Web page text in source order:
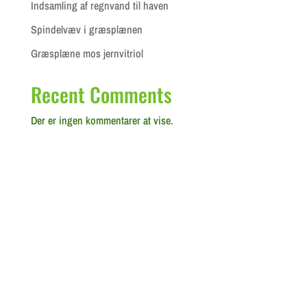
Indsamling af regnvand til haven
Spindelvæv i græsplænen
Græsplæne mos jernvitriol
Recent Comments
Der er ingen kommentarer at vise.